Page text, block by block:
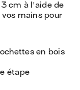
cm à l'aide de
mains pour
en bois
étape